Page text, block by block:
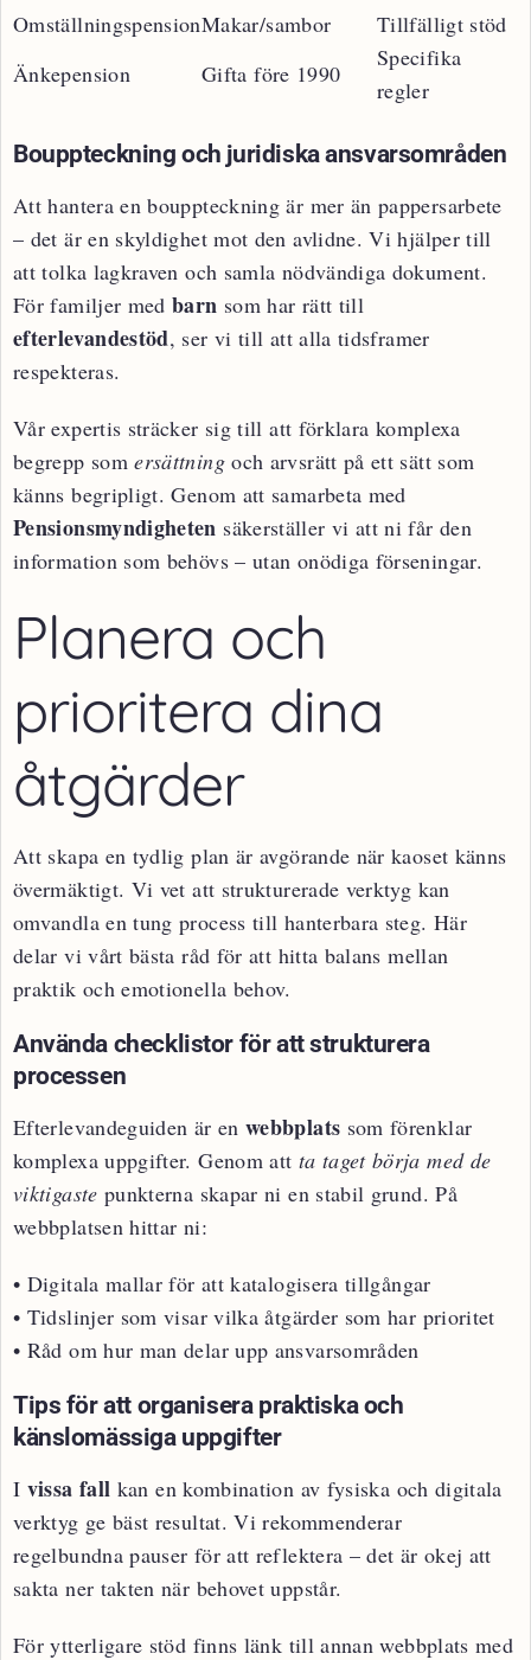
OmställningspensionMakar/sambor
Tillfälligt stöd
Änkepension
Gifta före 1990
Specifika
regler
Bouppteckning och juridiska ansvarsområden
Att hantera en bouppteckning är mer än pappersarbete
– det är en skyldighet mot den avlidne. Vi hjälper till
att tolka lagkraven och samla nödvändiga dokument.
För familjer medbarn som har rätt till
efterlevandestöd, ser vi till att alla tidsframer
respekteras.
Vår expertis sträcker sig till att förklara komplexa
begrepp somersättningoch arvsrätt på ett sätt som
känns begripligt. Genom att samarbeta med
Pensionsmyndigheten säkerställer vi att ni får den
information som behövs – utan onödiga förseningar.
Planera och
prioritera dina
åtgärder
Att skapa en tydlig plan är avgörande när kaoset känns
övermäktigt. Vi vet att strukturerade verktyg kan
omvandla en tung process till hanterbara steg. Här
delar vi vårt bästa råd för att hitta balans mellan
praktik och emotionella behov.
Använda checklistor för att strukturera
processen
Efterlevandeguiden är en webbplats som förenklar
komplexa uppgifter. Genom att ta taget börja med de
viktigaste punkterna skapar ni en stabil grund. På
webbplatsen hittar ni:
• Digitala mallar för att katalogisera tillgångar
• Tidslinjer som visar vilka åtgärder som har prioritet
• Råd om hur man delar upp ansvarsområden
Tips för att organisera praktiska och
känslomässiga uppgifter
I vissa fall kan en kombination av fysiska och digitala
verktyg ge bäst resultat. Vi rekommenderar
regelbundna pauser för att reflektera – det är okej att
sakta ner takten när behovet uppstår.
För ytterligare stöd finns länk till annan webbplats med